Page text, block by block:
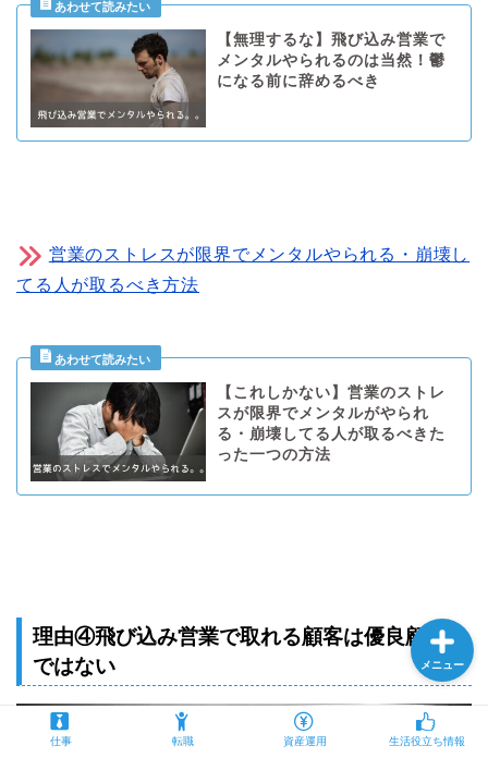
【無理するな】飛び込み営業で
メンタルやられるのは当然！鬱
になる前に辞めるべき
営業のストレスが限界でメンタルやられる・崩壊し
てる人が取るべき方法
【これしかない】営業のストレ
スが限界でメンタルがやられ
る・崩壊してる人が取るべきた
った一つの方法
理由④飛び込み営業で取れる顧客は優良顧客
ではない
仕事 転職 資産運用 生活役立ち情報
メニュー
プロフィール
仕事